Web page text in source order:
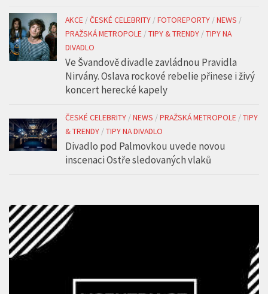
AKCE /ČESKÉ CELEBRITY /FOTOREPORTY /NEWS /
PRAŽSKÁ METROPOLE /TIPY & TRENDY /TIPY NA
DIVADLO
Ve Švandově divadle zavládnou Pravidla
Nirvány. Oslava rockové rebelie přinese i živý
koncert herecké kapely
ČESKÉ CELEBRITY /NEWS /PRAŽSKÁ METROPOLE /TIPY
& TRENDY /TIPY NA DIVADLO
Divadlo pod Palmovkou uvede novou
inscenaci Ostře sledovaných vlaků